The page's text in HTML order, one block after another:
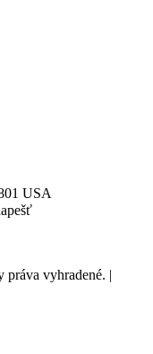
USA
práva vyhradené. |